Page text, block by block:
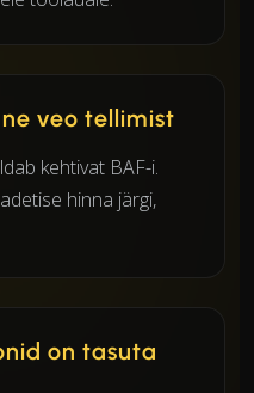
veo tellimist
kehtivat BAF-i.
hinna järgi,
on tasuta